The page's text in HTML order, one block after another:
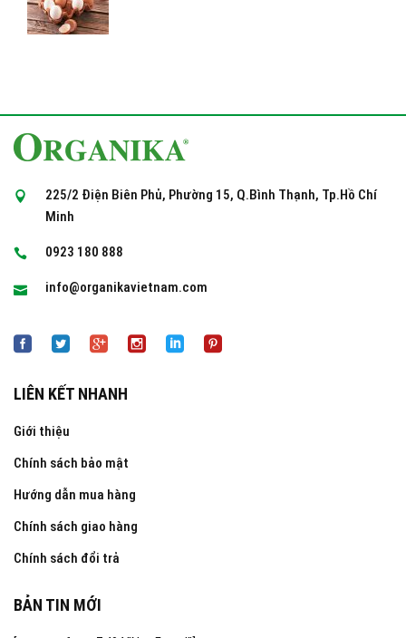
225/2 Điện Biên Phủ, Phường 15, Q.Bình Thạnh, Tp.Hồ Chí
Minh
0923 180 888
info@organikavietnam.com
LIÊN KẾT NHANH
Giới thiệu
Chính sách bảo mật
Hướng dẫn mua hàng
Chính sách giao hàng
Chính sách đổi trả
BẢN TIN MỚI